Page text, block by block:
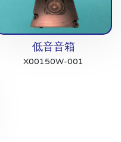
低音音箱
X00150W-001